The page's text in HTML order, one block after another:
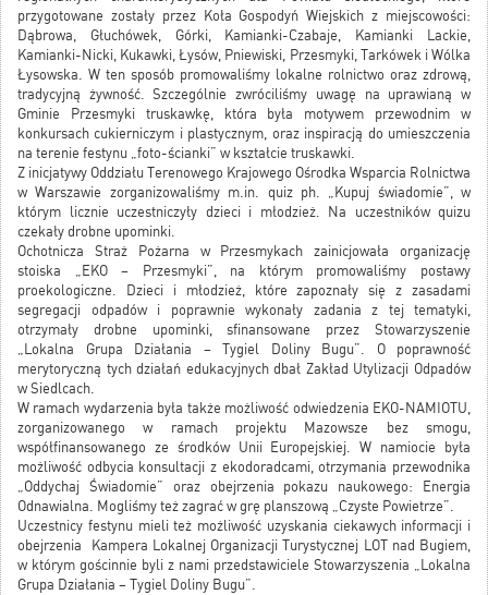
przygotowane zostały przez Koła Gospodyń Wiejskich z miejscowości:
Dąbrowa, Głuchówek, Górki, Kamianki-Czabaje, Kamianki Lackie,
Kamianki-Nicki, Kukawki, Łysów, Pniewiski, Przesmyki, Tarkówek i Wólka
Łysowska. W ten sposób promowaliśmy lokalne rolnictwo oraz zdrową,
tradycyjną żywność. Szczególnie zwróciliśmy uwagę na uprawianą w
Gminie Przesmyki truskawkę, która była motywem przewodnim w
konkursach cukierniczym i plastycznym, oraz inspiracją do umieszczenia
na terenie festynu „foto-ścianki” w kształcie truskawki.
Z inicjatywy Oddziału Terenowego Krajowego Ośrodka Wsparcia Rolnictwa
w Warszawie zorganizowaliśmy m.in. quiz ph. „Kupuj świadomie”, w
którym licznie uczestniczyły dzieci i młodzież. Na uczestników quizu
czekały drobne upominki.
Ochotnicza Straż Pożarna w Przesmykach zainicjowała organizację
stoiska „EKO – Przesmyki”, na którym promowaliśmy postawy
proekologiczne. Dzieci i młodzież, które zapoznały się z zasadami
segregacji odpadów i poprawnie wykonały zadania z tej tematyki,
otrzymały drobne upominki, sfinansowane przez Stowarzyszenie
„Lokalna Grupa Działania – Tygiel Doliny Bugu”. O poprawność
merytoryczną tych działań edukacyjnych dbał Zakład Utylizacji Odpadów
w Siedlcach.
W ramach wydarzenia była także możliwość odwiedzenia EKO-NAMIOTU,
zorganizowanego w ramach projektu Mazowsze bez smogu,
współfinansowanego ze środków Unii Europejskiej. W namiocie była
możliwość odbycia konsultacji z ekodoradcami, otrzymania przewodnika
„Oddychaj Świadomie” oraz obejrzenia pokazu naukowego: Energia
Odnawialna. Mogliśmy też zagrać w grę planszową „Czyste Powietrze”.
Uczestnicy festynu mieli też możliwość uzyskania ciekawych informacji i
obejrzenia Kampera Lokalnej Organizacji Turystycznej LOT nad Bugiem,
w którym gościnnie byli z nami przedstawiciele Stowarzyszenia „Lokalna
Grupa Działania – Tygiel Doliny Bugu”.